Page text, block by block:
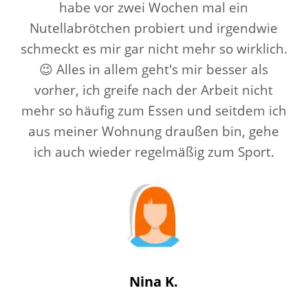
habe vor zwei Wochen mal ein
Nutellabrötchen probiert und irgendwie
schmeckt es mir gar nicht mehr so wirklich.
😉 Alles in allem geht's mir besser als
vorher, ich greife nach der Arbeit nicht
mehr so häufig zum Essen und seitdem ich
aus meiner Wohnung draußen bin, gehe
ich auch wieder regelmäßig zum Sport.
Nina K.